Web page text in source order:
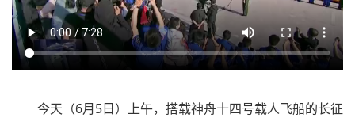
今天（6月5日）上午，搭载神舟十四号载人飞船的长征